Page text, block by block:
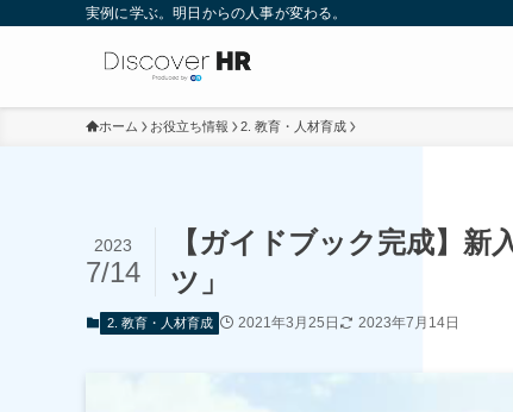
実例に学ぶ。明日からの人事が変わる。
ホーム お役立ち情報 2. 教育・人材育成
【ガイドブック完成】新
ツ」
2023
7/14
2. 教育・人材育成 2021年3月25日 2023年7月14日